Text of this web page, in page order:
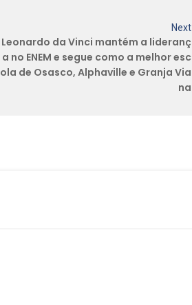
Next
Leonardo da Vinci mantém a lideranç
a no ENEM e segue como a melhor esc
ola de Osasco, Alphaville e Granja Via
na